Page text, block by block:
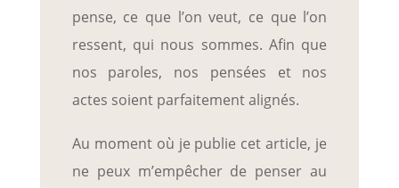
pense, ce que l’on veut, ce que l’on
ressent, qui nous sommes. Afin que
nos paroles, nos pensées et nos
actes soient parfaitement alignés.
Au moment où je publie cet article, je
ne peux m’empêcher de penser au